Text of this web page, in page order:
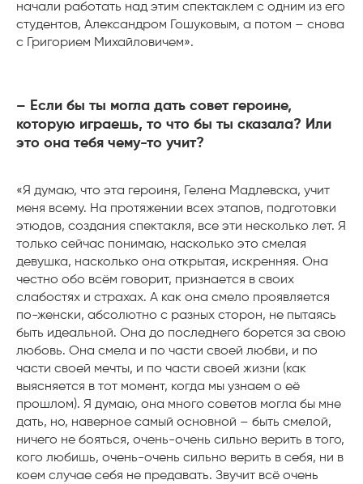
начали работать над этим спектаклем с одним из его
студентов, Александром Гошуковым, а потом – снова
с Григорием Михайловичем».
– Если бы ты могла дать совет героине,
которую играешь, то что бы ты сказала? Или
это она тебя чему-то учит?
«Я думаю, что эта героиня, Гелена Мадлевска, учит
меня всему. На протяжении всех этапов, подготовки
этюдов, создания спектакля, все эти несколько лет. Я
только сейчас понимаю, насколько это смелая
девушка, насколько она открытая, искренняя. Она
честно обо всём говорит, признается в своих
слабостях и страхах. А как она смело проявляется
по-женски, абсолютно с разных сторон, не пытаясь
быть идеальной. Она до последнего борется за свою
любовь. Она смела и по части своей любви, и по
части своей мечты, и по части своей жизни (как
выясняется в тот момент, когда мы узнаем о её
прошлом). Я думаю, она много советов могла бы мне
дать, но, наверное самый основной – быть смелой,
ничего не бояться, очень-очень сильно верить в того,
кого любишь, очень-очень сильно верить в себя, ни в
коем случае себя не предавать. Звучит всё очень